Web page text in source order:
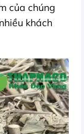
của chúng
khách